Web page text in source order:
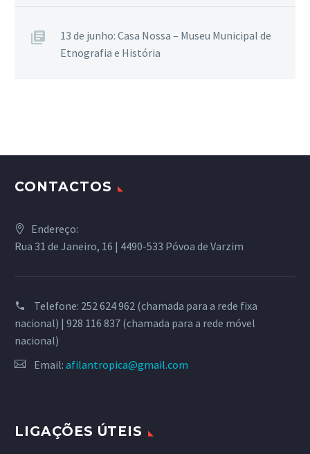
13 de junho: Casa Nossa – Museu Municipal de
Etnografia e História
CONTACTOS
Endereço:
Rua 31 de Janeiro, 16 | 4490-533 Póvoa de Varzim
Telefone: 252 624 962 (chamada para a rede fixa
nacional) | 928 116 837 (chamada para a rede móvel
nacional)
Email: afilantropica@gmail.com
LIGAÇÕES ÚTEIS